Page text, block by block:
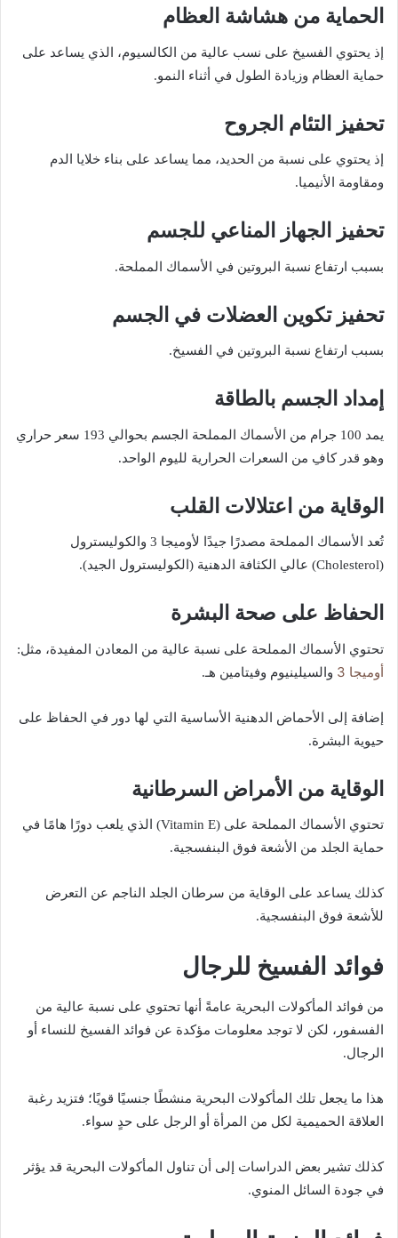
الحماية من هشاشة العظام
إذ يحتوي الفسيخ على نسب عالية من الكالسيوم، الذي يساعد على
حماية العظام وزيادة الطول في أثناء النمو.
تحفيز التئام الجروح
إذ يحتوي على نسبة من الحديد، مما يساعد على بناء خلايا الدم
ومقاومة الأنيميا.
تحفيز الجهاز المناعي للجسم
بسبب ارتفاع نسبة البروتين في الأسماك المملحة.
تحفيز تكوين العضلات في الجسم
بسبب ارتفاع نسبة البروتين في الفسيخ.
إمداد الجسم بالطاقة
يمد 100 جرام من الأسماك المملحة الجسم بحوالي 193 سعر حراري
وهو قدر كافِ من السعرات الحرارية لليوم الواحد.
الوقاية من اعتلالات القلب
تُعد الأسماك المملحة مصدرًا جيدًا لأوميجا 3 والكوليسترول
(Cholesterol) عالي الكثافة الدهنية (الكوليسترول الجيد).
الحفاظ على صحة البشرة
تحتوي الأسماك المملحة على نسبة عالية من المعادن المفيدة، مثل:
أوميجا 3 والسيلينيوم وفيتامين هـ.
إضافة إلى الأحماض الدهنية الأساسية التي لها دور في الحفاظ على
حيوية البشرة.
الوقاية من الأمراض السرطانية
تحتوي الأسماك المملحة على (Vitamin E) الذي يلعب دورًا هامًا في
حماية الجلد من الأشعة فوق البنفسجية.
كذلك يساعد على الوقاية من سرطان الجلد الناجم عن التعرض
للأشعة فوق البنفسجية.
فوائد الفسيخ للرجال
من فوائد المأكولات البحرية عامةً أنها تحتوي على نسبة عالية من
الفسفور، لكن لا توجد معلومات مؤكدة عن فوائد الفسيخ للنساء أو
الرجال.
هذا ما يجعل تلك المأكولات البحرية منشطًا جنسيًا قويًا؛ فتزيد رغبة
العلاقة الحميمية لكل من المرأة أو الرجل على حدٍ سواء.
كذلك تشير بعض الدراسات إلى أن تناول المأكولات البحرية قد يؤثر
في جودة السائل المنوي.